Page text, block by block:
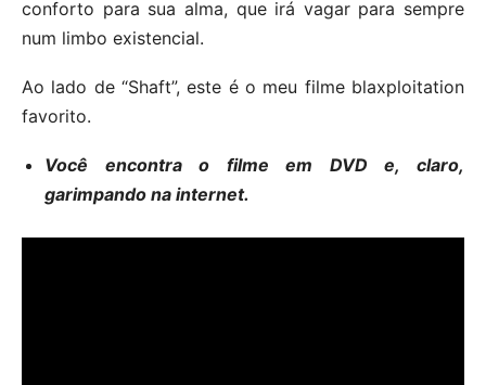
conforto para sua alma, que irá vagar para sempre
num limbo existencial.
Ao lado de “Shaft”, este é o meu filme blaxploitation
favorito.
Você encontra o filme em DVD e, claro,
garimpando na internet.